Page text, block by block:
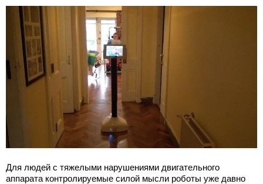
Для людей с тяжелыми нарушениями двигательного
аппарата контролируемые силой мысли роботы уже давно